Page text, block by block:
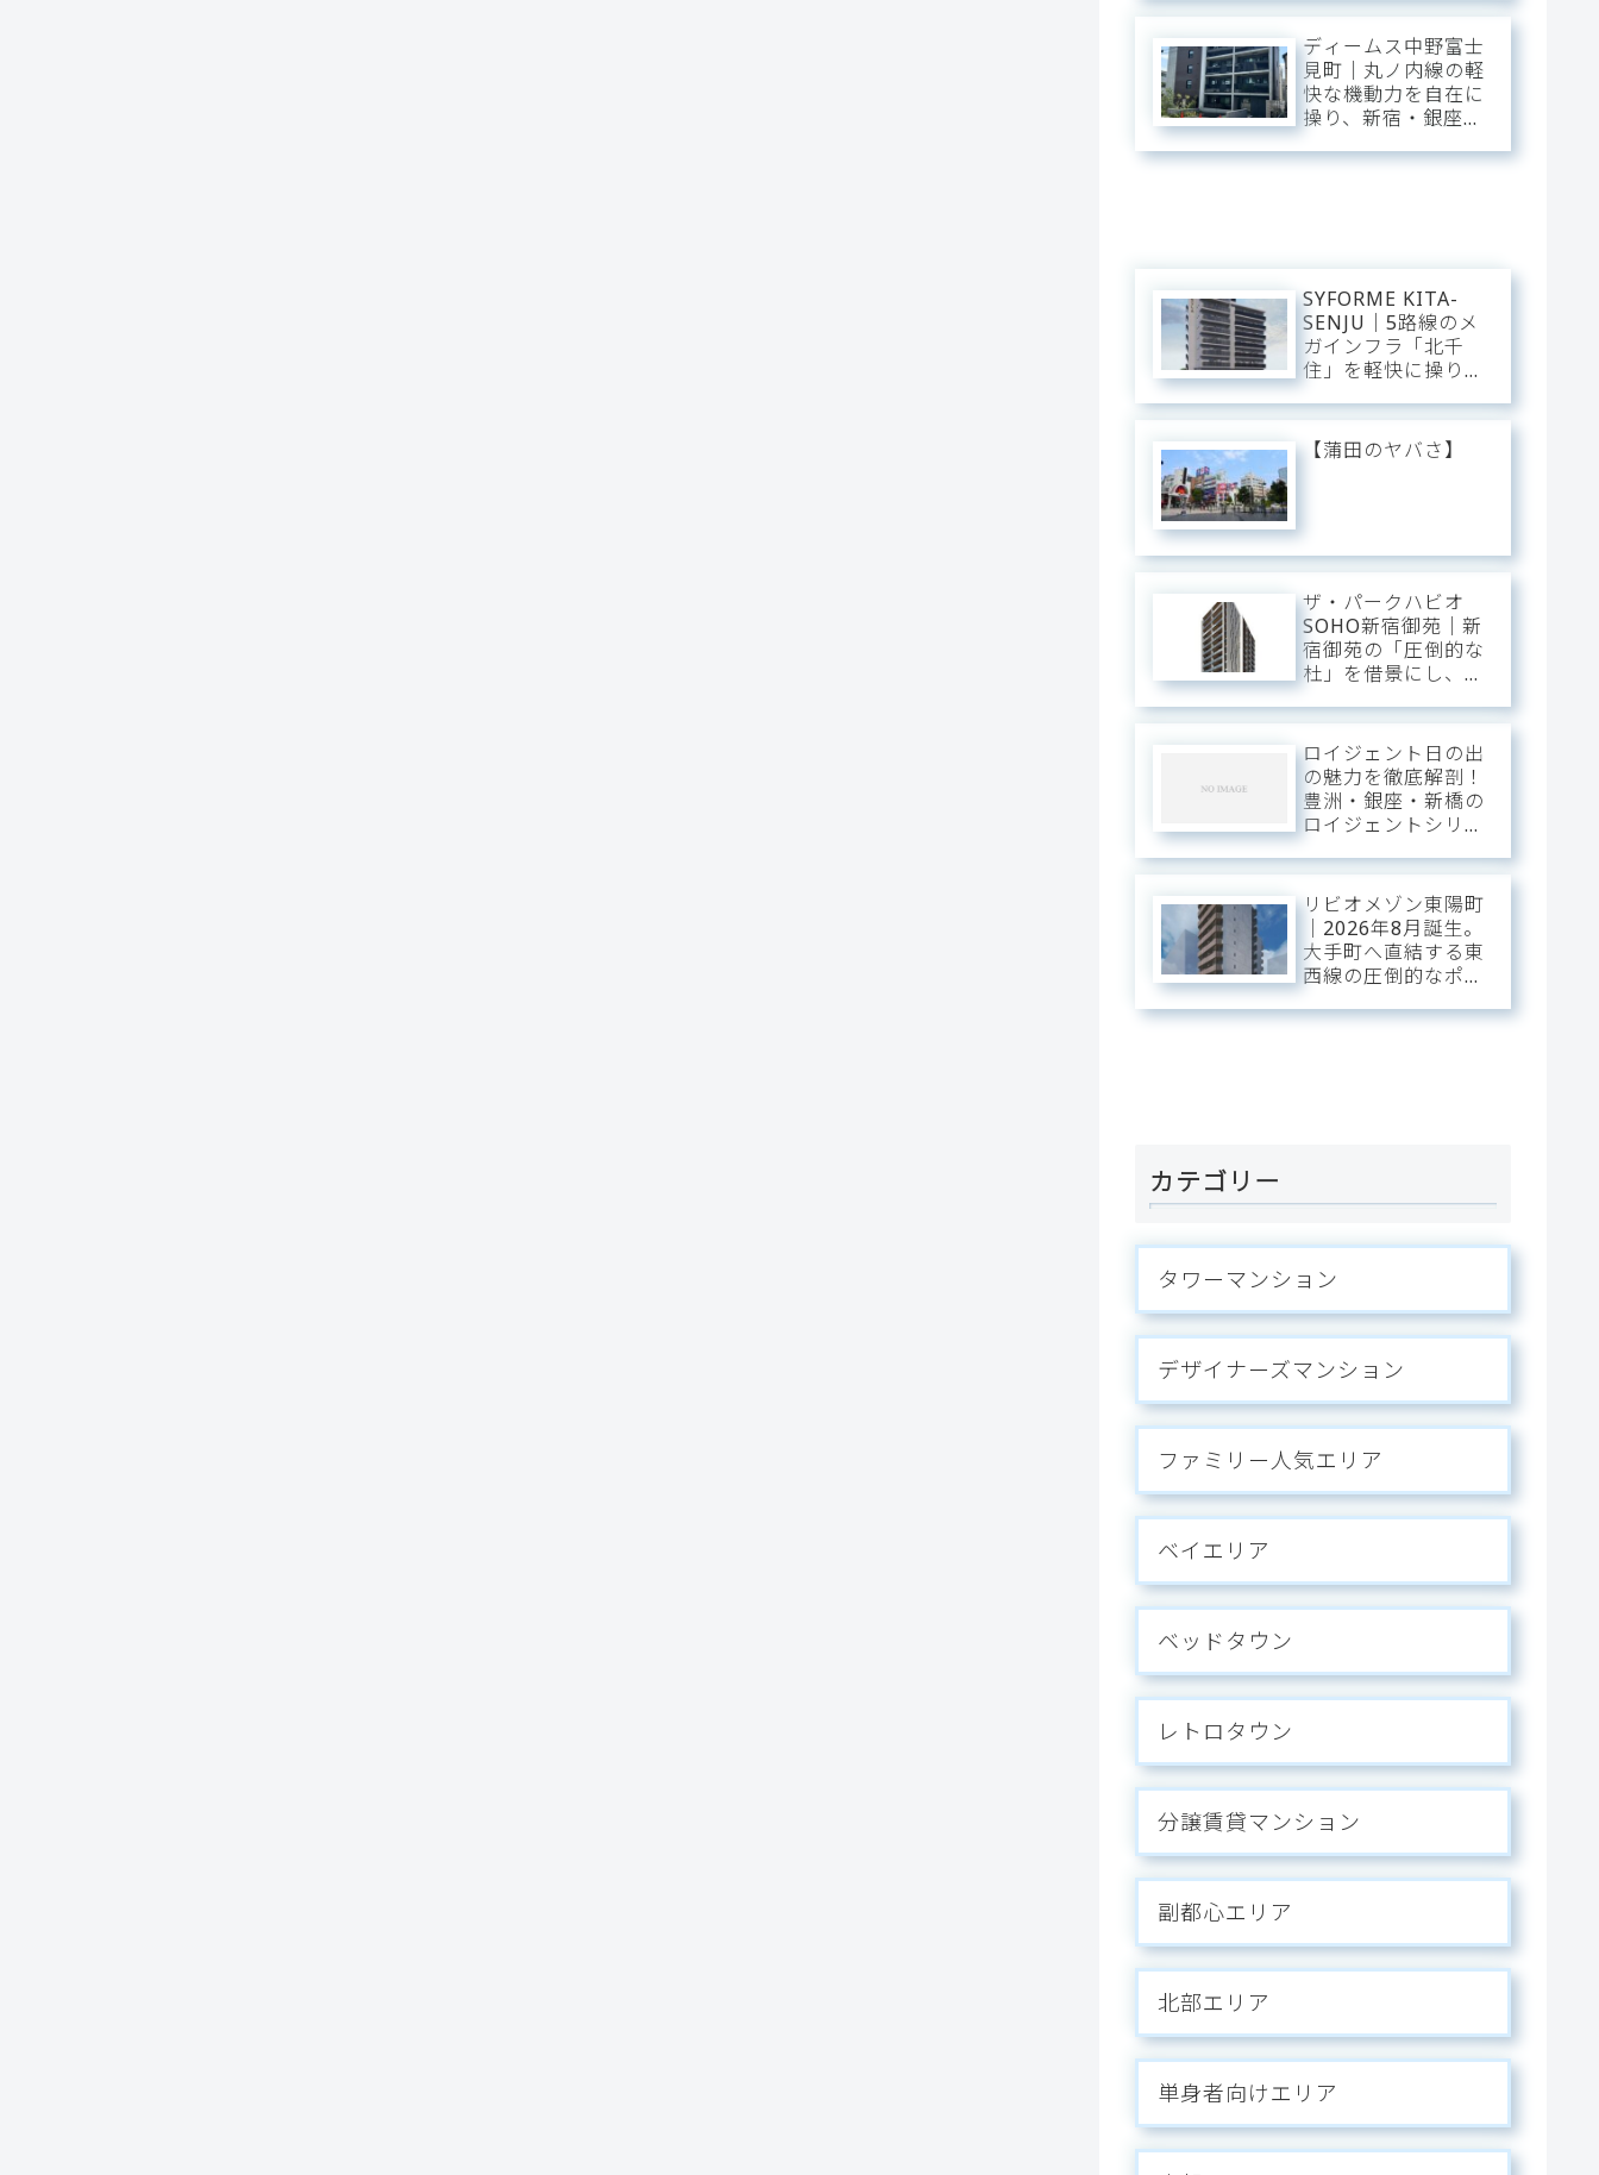
へ一直線。錦糸町の
「先進インフラ」を
普段使いにし、静穏
な私域に寛ぐアーバ
ン・ベース。
ディームス中野富士
見町｜丸ノ内線の軽
快な機動力を自在に
操り、新宿・銀座・
野・弥生町の「静穏
SYFORME KITA-
SENJU｜5路線のメ
ガインフラ「北千
住」を軽快に操り、
野へダイレクト。駅
前の圧倒的な躍動
と、分譲仕様の「洗
イリッシュ・ベー
ス。
【蒲田のヤバさ】
ザ・パークハビオ
SOHO新宿御苑｜新
宿御苑の「圧倒的な
杜」を借景にし、新
内に収める。職住の
境界を美しく溶か
す、三菱地所レジデ
ンスが贈るハイエン
ドSOHOステージ。
ロイジェント日の出
の魅力を徹底解剖！
豊洲・銀座・新橋の
ロイジェントシリー
リビオメゾン東陽町
｜2026年8月誕生。
大手町へ直結する東
西線の圧倒的なポテ
し、江東の「豊かな
カテゴリー
タワーマンション
デザイナーズマンション
ファミリー人気エリア
ベイエリア
ベッドタウン
レトロタウン
分譲賃貸マンション
副都心エリア
北部エリア
単身者向けエリア